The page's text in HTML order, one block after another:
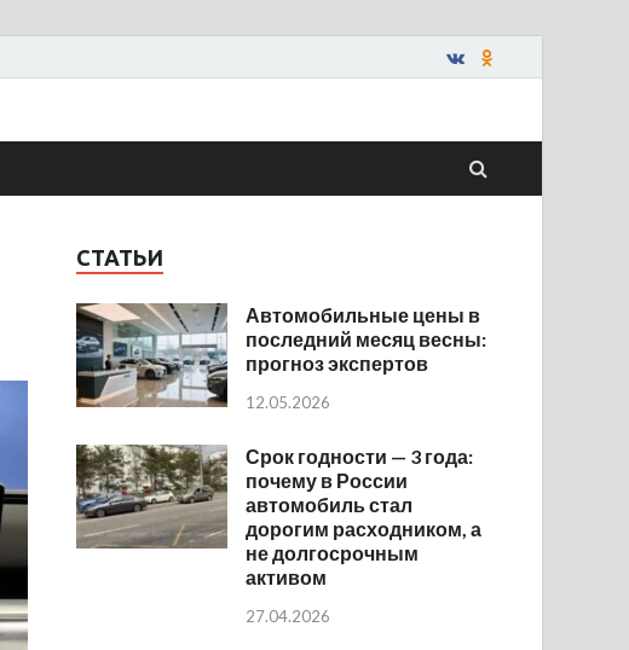
СТАТЬИ
Автомобильные цены в
последний месяц весны:
прогноз экспертов
12.05.2026
Срок годности — 3 года:
почему в России
автомобиль стал
дорогим расходником, а
не долгосрочным
активом
27.04.2026